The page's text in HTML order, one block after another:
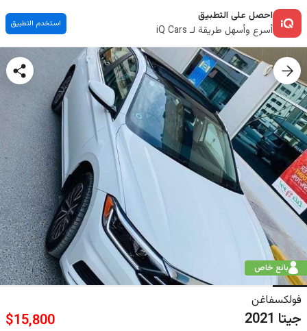
احصل على التطبيق
أسرع وأسهل طريقة لـ iQ Cars
استخدم التطبيق
بائع خاص
فولكسفاغن
جيتا 2021
$15,800